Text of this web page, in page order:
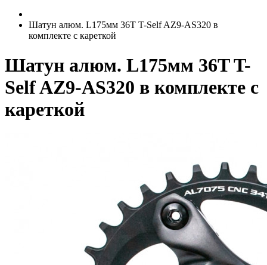
Шатун алюм. L175мм 36T T-Self AZ9-AS320 в
комплекте с кареткой
Шатун алюм. L175мм 36T T-
Self AZ9-AS320 в комплекте с
кареткой